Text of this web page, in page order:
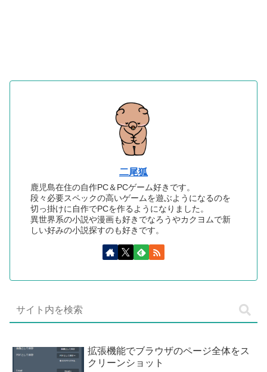
二尾狐
鹿児島在住の自作PC＆PCゲーム好きです。
段々必要スペックの高いゲームを遊ぶようになるのを
切っ掛けに自作でPCを作るようになりました。
異世界系の小説や漫画も好きでなろうやカクヨムで新
しい好みの小説探すのも好きです。
拡張機能でブラウザのページ全体をス
クリーンショット